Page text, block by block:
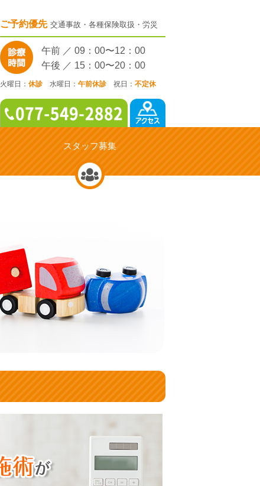
ご予約優先 交通事故・各種保険取扱・労災
午前 ／ 09：00〜12：00
午後 ／ 15：00〜20：00
火曜日： 休診水曜日： 午前休診祝日： 不定休
スタッフ募集